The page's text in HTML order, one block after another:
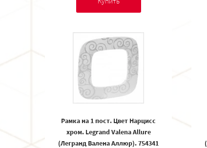
Рамка на 1 пост. Цвет Нарцисс
хром. Legrand Valena Allure
(Легранд Валена Аллюр). 754341